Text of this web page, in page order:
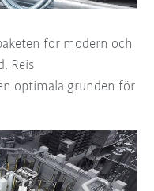
för modern och
Reis
optimala grunden för